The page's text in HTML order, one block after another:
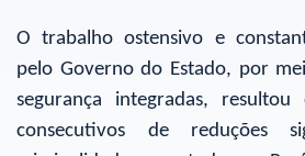
O trabalho ostensivo e
pelo Governo do Estado, por
segurança integradas,
consecutivos de reduções